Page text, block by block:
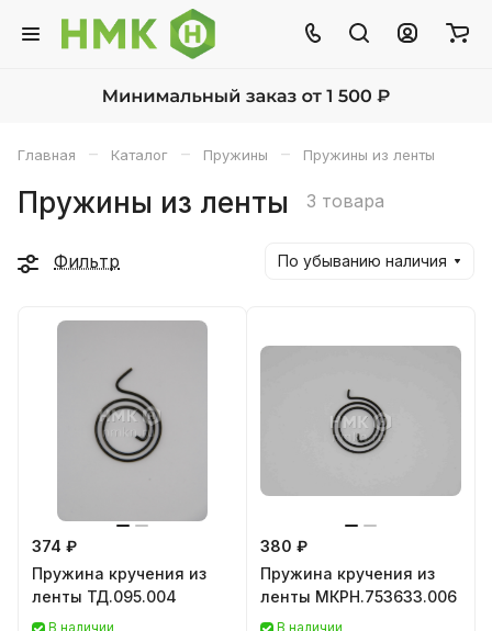
Главная – Каталог – Пружины – Пружины из ленты
Пружины из ленты 3 товара
Фильтр По убыванию наличия
374 ₽
Пружина кручения из
ленты ТД.095.004
В наличии
380 ₽
Пружина кручения из
ленты МКРН.753633.006
В наличии